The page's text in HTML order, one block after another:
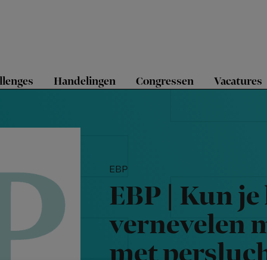
Handelingen Congressen Vacatures
EBP
EBP | Kun
vernevelen